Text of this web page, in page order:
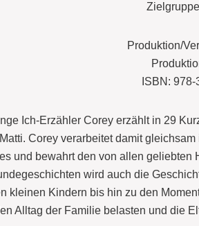
Produktion/
ISBN:
Ich-Erzähler Corey erzählt in 29
Matti. Corey verarbeitet damit
und bewahrt den von allen
wird auch die
kleinen Kindern bis hin zu den
Alltag der Familie belasten und die